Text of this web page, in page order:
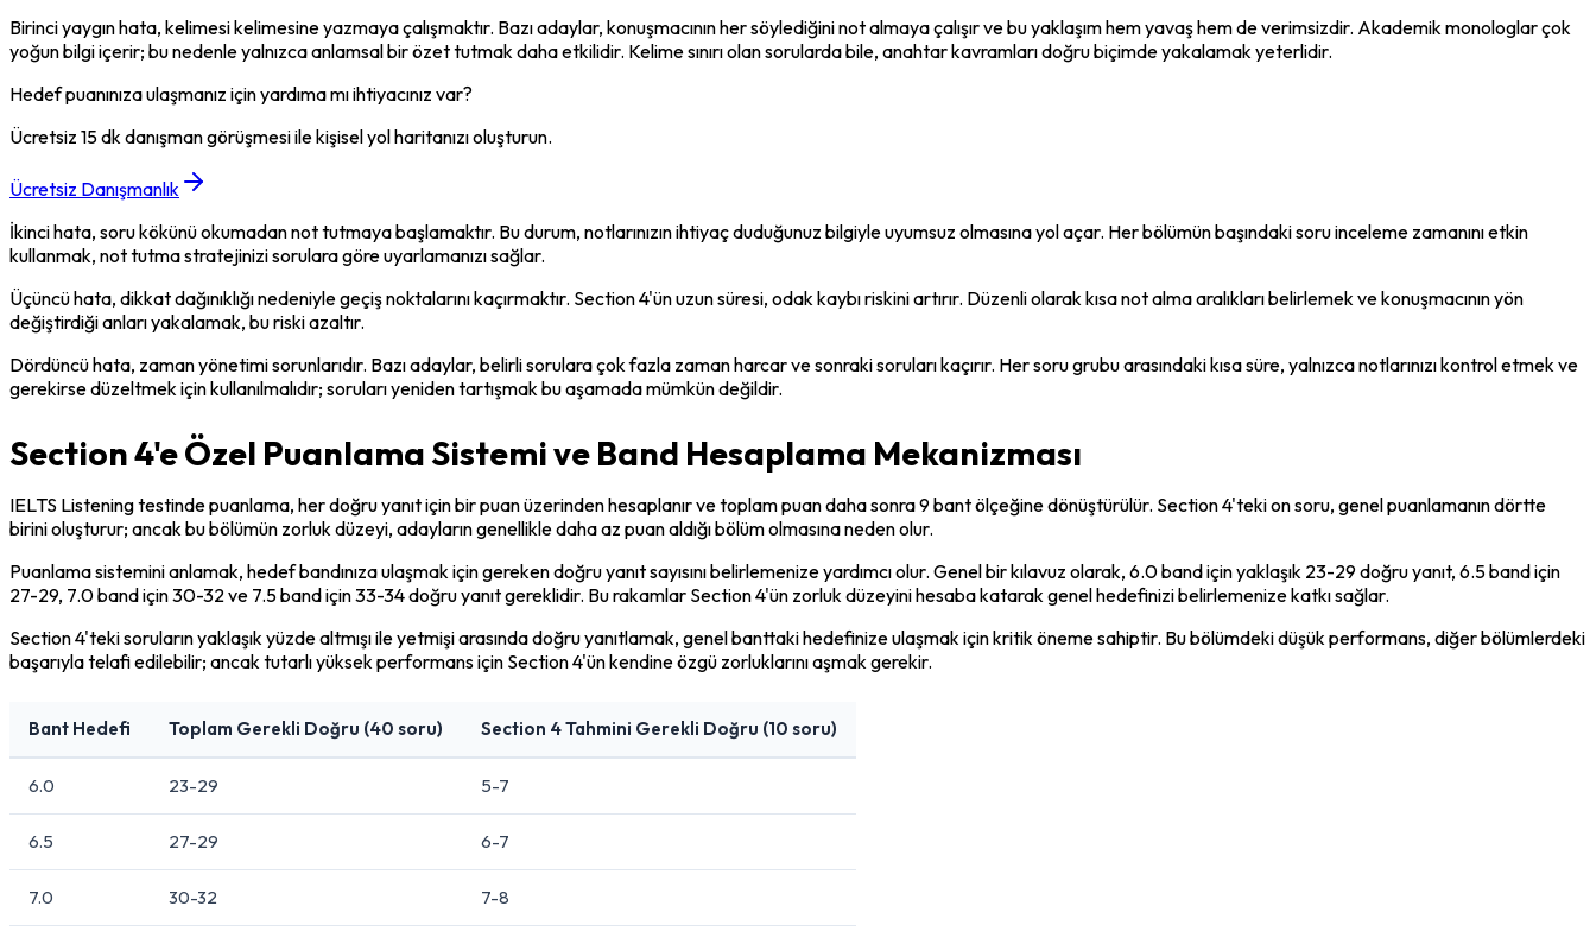
Birinci yaygın hata, kelimesi kelimesine yazmaya çalışmaktır. Bazı adaylar, konuşmacının her söylediğini not almaya çalışır ve bu yaklaşım hem yavaş hem de verimsizdir. Akademik monologlar çok
yoğun bilgi içerir; bu nedenle yalnızca anlamsal bir özet tutmak daha etkilidir. Kelime sınırı olan sorularda bile, anahtar kavramları doğru biçimde yakalamak yeterlidir.
Hedef puanınıza ulaşmanız için yardıma mı ihtiyacınız var?
Ücretsiz 15 dk danışman görüşmesi ile kişisel yol haritanızı oluşturun.
Ücretsiz Danışmanlık
İkinci hata, soru kökünü okumadan not tutmaya başlamaktır. Bu durum, notlarınızın ihtiyaç duduğunuz bilgiyle uyumsuz olmasına yol açar. Her bölümün başındaki soru inceleme zamanını etkin
kullanmak, not tutma stratejinizi sorulara göre uyarlamanızı sağlar.
Üçüncü hata, dikkat dağınıklığı nedeniyle geçiş noktalarını kaçırmaktır. Section 4'ün uzun süresi, odak kaybı riskini artırır. Düzenli olarak kısa not alma aralıkları belirlemek ve konuşmacının yön
değiştirdiği anları yakalamak, bu riski azaltır.
Dördüncü hata, zaman yönetimi sorunlarıdır. Bazı adaylar, belirli sorulara çok fazla zaman harcar ve sonraki soruları kaçırır. Her soru grubu arasındaki kısa süre, yalnızca notlarınızı kontrol etmek ve
gerekirse düzeltmek için kullanılmalıdır; soruları yeniden tartışmak bu aşamada mümkün değildir.
Section 4'e Özel Puanlama Sistemi ve Band Hesaplama Mekanizması
IELTS Listening testinde puanlama, her doğru yanıt için bir puan üzerinden hesaplanır ve toplam puan daha sonra 9 bant ölçeğine dönüştürülür. Section 4'teki on soru, genel puanlamanın dörtte
birini oluşturur; ancak bu bölümün zorluk düzeyi, adayların genellikle daha az puan aldığı bölüm olmasına neden olur.
Puanlama sistemini anlamak, hedef bandınıza ulaşmak için gereken doğru yanıt sayısını belirlemenize yardımcı olur. Genel bir kılavuz olarak, 6.0 band için yaklaşık 23-29 doğru yanıt, 6.5 band için
27-29, 7.0 band için 30-32 ve 7.5 band için 33-34 doğru yanıt gereklidir. Bu rakamlar Section 4'ün zorluk düzeyini hesaba katarak genel hedefinizi belirlemenize katkı sağlar.
Section 4'teki soruların yaklaşık yüzde altmışı ile yetmişi arasında doğru yanıtlamak, genel banttaki hedefinize ulaşmak için kritik öneme sahiptir. Bu bölümdeki düşük performans, diğer bölümlerdeki
başarıyla telafi edilebilir; ancak tutarlı yüksek performans için Section 4'ün kendine özgü zorluklarını aşmak gerekir.
Bant Hedefi Toplam Gerekli Doğru (40 soru) Section 4 Tahmini Gerekli Doğru (10 soru)
6.0 23-29 5-7
6.5 27-29 6-7
7.0 30-32 7-8